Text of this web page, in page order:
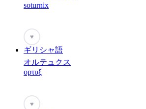
soturnix
♥
ギリシャ語
オルテュクス
ορτυξ
♥